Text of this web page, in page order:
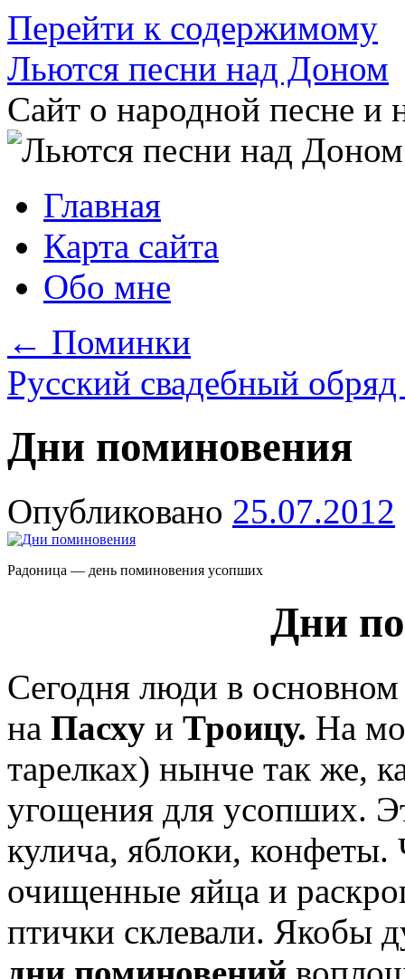
Перейти к содержимому
Льются песни над Доном
Сайт о народной песне и
Главная
Карта сайта
Обо мне
← Поминки
Русский свадебный обряд
Дни поминовения
Опубликовано 25.07.2012
Радоница — день поминовения усопших
Дни
Сегодня люди в
на Пасху и Троицу. На
тарелках) нынче так же,
угощения для усопших.
кулича, яблоки, конфеты.
очищенные яйца и
птички склевали. Якобы